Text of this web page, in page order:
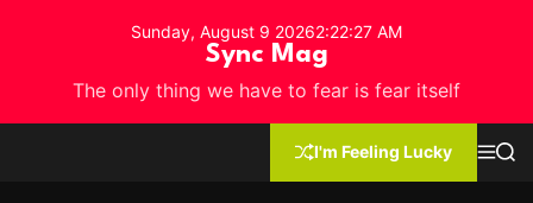
Sunday, August 9 20262:22:29 AM
Sync Mag
The only thing we have to fear is fear itself
I'm Feeling Lucky
MS